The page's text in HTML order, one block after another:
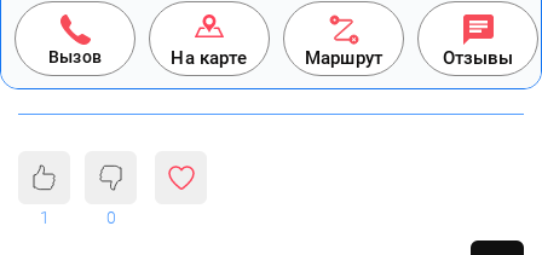
Вызов На карте Маршрут Отзывы
1 0